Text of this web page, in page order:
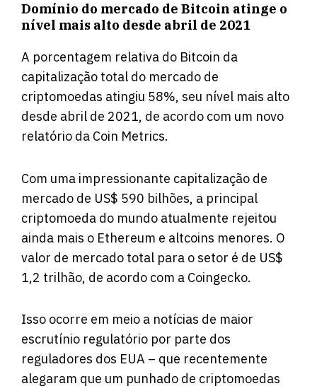
Domínio do mercado de Bitcoin atinge o
nível mais alto desde abril de 2021
A porcentagem relativa do Bitcoin da
capitalização total do mercado de
criptomoedas atingiu 58%, seu nível mais alto
desde abril de 2021, de acordo com um novo
relatório da Coin Metrics.
Com uma impressionante capitalização de
mercado de US$ 590 bilhões, a principal
criptomoeda do mundo atualmente rejeitou
ainda mais o Ethereum e altcoins menores. O
valor de mercado total para o setor é de US$
1,2 trilhão, de acordo com a Coingecko.
Isso ocorre em meio a notícias de maior
escrutínio regulatório por parte dos
reguladores dos EUA – que recentemente
alegaram que um punhado de criptomoedas